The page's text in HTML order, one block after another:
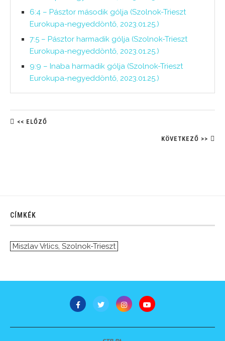
6:4 – Pásztor második gólja (Szolnok-Trieszt
Eurokupa-negyeddöntő, 2023.01.25.)
7:5 – Pásztor harmadik gólja (Szolnok-Trieszt
Eurokupa-negyeddöntő, 2023.01.25.)
9:9 – Inaba harmadik gólja (Szolnok-Trieszt
Eurokupa-negyeddöntő, 2023.01.25.)
<< ELŐZŐ
KÖVETKEZŐ >>
CÍMKÉK
Miszlav Vrlics, Szolnok-Trieszt